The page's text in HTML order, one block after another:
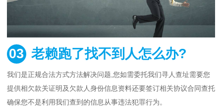
03 老赖跑了找不到人怎么办?
我们是正规合法方式方法解决问题,您如需委托我们寻人查址需要您
提供相欠款关证明及欠款人身份信息资料还要签订相关协议合同查托
确保您不是利用我们查到的信息从事违法犯罪行为。